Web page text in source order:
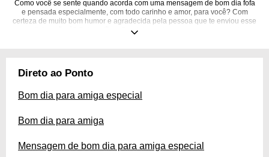
Como você se sente quando acorda com uma mensagem de bom dia fofa
e pensada especialmente, com todo carinho e amor, para você? Com
certeza de muito bom humor e agradecida pela pessoa que te enviou esse
recadinho, não é? Pois então... Que tal mandar uma mensagem de bom
de bom dia para a amiga pode mudar o dia dela!
Direto ao Ponto
Bom dia para amiga especial
Bom dia para amiga
Mensagem de bom dia para amiga especial